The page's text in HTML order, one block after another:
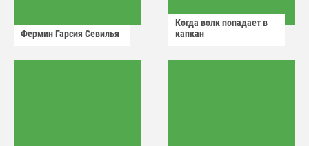
Фермин Гарсия Севилья
Когда волк попадает в
капкан